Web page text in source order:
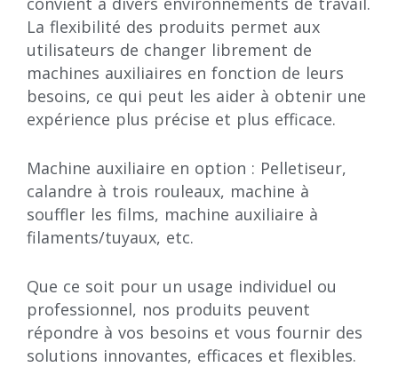
La flexibilité des produits permet aux
utilisateurs de changer librement de
machines auxiliaires en fonction de leurs
besoins, ce qui peut les aider à obtenir une
expérience plus précise et plus efficace.
Machine auxiliaire en option : Pelletiseur,
calandre à trois rouleaux, machine à
souffler les films, machine auxiliaire à
filaments/tuyaux, etc.
Que ce soit pour un usage individuel ou
professionnel, nos produits peuvent
répondre à vos besoins et vous fournir des
solutions innovantes, efficaces et flexibles.